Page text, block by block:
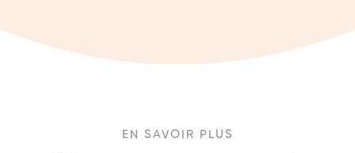
EN SAVOIR PLUS